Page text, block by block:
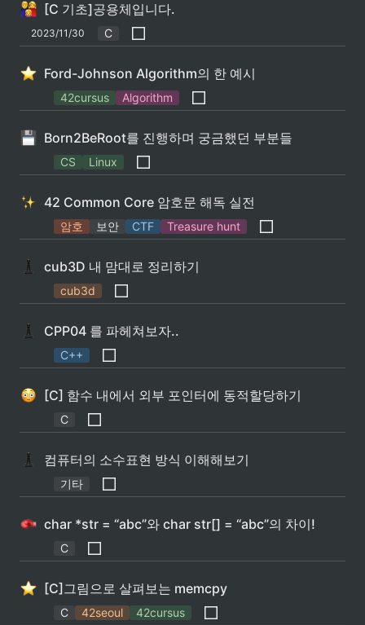
[C 기초]공용체입니다.
2023/11/30 C
Ford-Johnson Algorithm의 한 예시
42cursus Algorithm
Born2BeRoot를 진행하며 궁금했던 부분들
CS Linux
42 Common Core 암호문 해독 실전
암호 보안 CTF Treasure hunt
cub3D 내 맘대로 정리하기
cub3d
CPP04 를 파헤쳐보자..
C++
[C] 함수 내에서 외부 포인터에 동적할당하기
C
컴퓨터의 소수표현 방식 이해해보기
기타
char *str = “abc”와 char str[] = “abc”의 차이!
C
[C]그림으로 살펴보는 memcpy
C 42seoul 42cursus